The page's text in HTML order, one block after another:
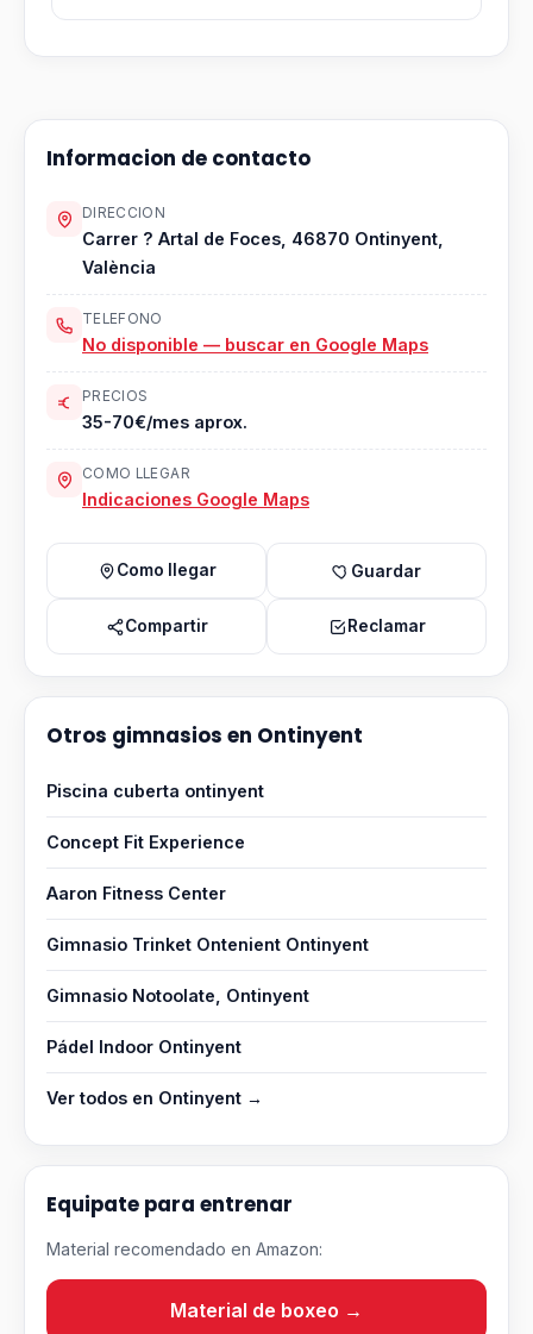
Informacion de contacto
DIRECCION
Carrer ? Artal de Foces, 46870 Ontinyent,
València
TELEFONO
No disponible — buscar en Google Maps
PRECIOS
35-70€/mes aprox.
COMO LLEGAR
Indicaciones Google Maps
Como llegar Guardar
Compartir Reclamar
Otros gimnasios en Ontinyent
Piscina cuberta ontinyent
Concept Fit Experience
Aaron Fitness Center
Gimnasio Trinket Ontenient Ontinyent
Gimnasio Notoolate, Ontinyent
Pádel Indoor Ontinyent
Ver todos en Ontinyent →
Equipate para entrenar
Material recomendado en Amazon:
Material de boxeo →